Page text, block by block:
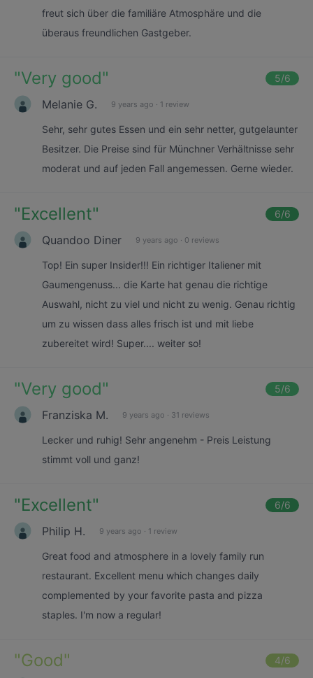
freut sich über die familiäre Atmosphäre und die
überaus freundlichen Gastgeber.
"Very good" 5/6
Melanie G. 9 years ago · 1 review
Sehr, sehr gutes Essen und ein sehr netter, gutgelaunter
Besitzer. Die Preise sind für Münchner Verhältnisse sehr
moderat und auf jeden Fall angemessen. Gerne wieder.
"Excellent" 6/6
Quandoo Diner 9 years ago · 0 reviews
Top! Ein super Insider!!! Ein richtiger Italiener mit
Gaumengenuss... die Karte hat genau die richtige
Auswahl, nicht zu viel und nicht zu wenig. Genau richtig
um zu wissen dass alles frisch ist und mit liebe
zubereitet wird! Super.... weiter so!
"Very good" 5/6
Franziska M. 9 years ago · 31 reviews
Lecker und ruhig! Sehr angenehm - Preis Leistung
stimmt voll und ganz!
"Excellent" 6/6
Philip H. 9 years ago · 1 review
Great food and atmosphere in a lovely family run
restaurant. Excellent menu which changes daily
complemented by your favorite pasta and pizza
staples. I'm now a regular!
"Good" 4/6